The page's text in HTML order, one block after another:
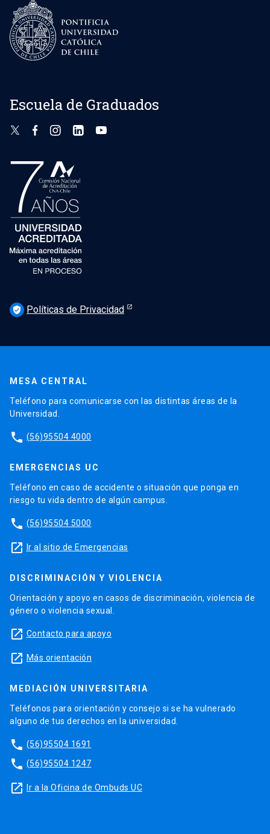
Escuela de Graduados
verified_user Políticas de Privacidad
MESA CENTRAL
Teléfono para comunicarse con las distintas áreas de la
Universidad.
phone (56)95504 4000
EMERGENCIAS UC
Teléfono en caso de accidente o situación que ponga en
riesgo tu vida dentro de algún campus.
phone (56)95504 5000
launch Ir al sitio de Emergencias
DISCRIMINACIÓN Y VIOLENCIA
Orientación y apoyo en casos de discriminación, violencia de
género o violencia sexual.
launch Contacto para apoyo
launch Más orientación
MEDIACIÓN UNIVERSITARIA
Teléfonos para orientación y consejo si se ha vulnerado
alguno de tus derechos en la universidad.
phone (56)95504 1691
phone (56)95504 1247
launch Ir a la Oficina de Ombuds UC